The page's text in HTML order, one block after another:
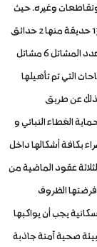
وغيره. حيث
يبلغ عدد المتنزهات والحدائق 151 موقع منه 11 متنزه و138 حديقة منها 2 حدائق
كبرى (حدائق الحسن وحدائق الملك عبد الله الثاني) ويبلغ عدد المشاتل 6 مشاتل
نسبة المساحات التي تم تأهيلها
ويتم ذلك عن طريق
الغطاء النباتي و
بكافة أشكالها داخل
عقود الماضية من
فرضتها الظروف
يجب أن يواكبها
بيئة صحية آمنة جاذبة